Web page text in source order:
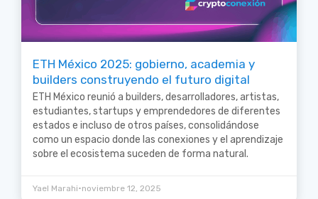
ETH México 2025: gobierno, academia y
builders construyendo el futuro digital
ETH México reunió a builders, desarrolladores, artistas,
estudiantes, startups y emprendedores de diferentes
estados e incluso de otros países, consolidándose
como un espacio donde las conexiones y el aprendizaje
sobre el ecosistema suceden de forma natural.
Yael Marahi•noviembre 12, 2025